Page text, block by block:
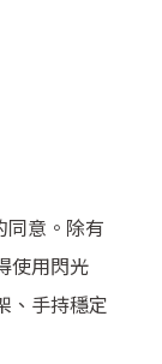
同意。除有
使用閃光
、手持穩定